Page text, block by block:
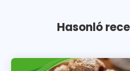
Hasonló